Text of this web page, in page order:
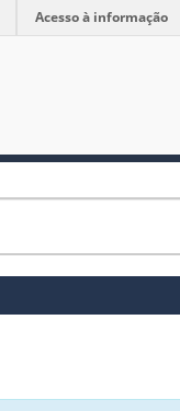
Acesso à informação